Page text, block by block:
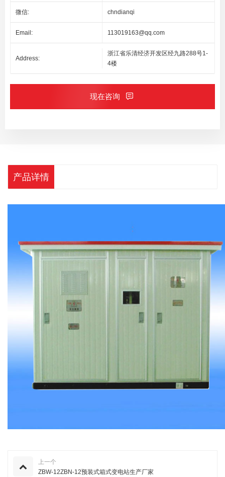
微信: chndianqi
Email: 113019163@qq.com
Address:
浙江省乐清经济开发区经九路288号1-
4楼
现在咨询
产品详情
上一个
ZBW-12ZBN-12预装式箱式变电站生产厂家